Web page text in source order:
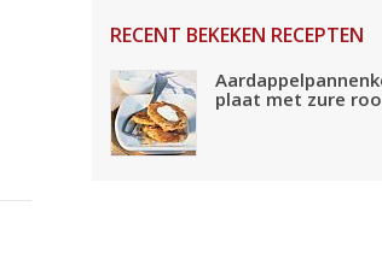
RECENT BEKEKEN RECEPTEN
plaat met zure